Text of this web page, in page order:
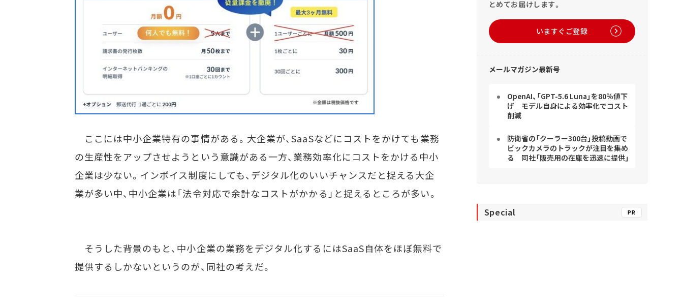
ここには中小企業特有の事情がある。大企業が、SaaSなどにコストをかけても業務
の生産性をアップさせようという意識がある一方、業務効率化にコストをかける中小
企業は少ない。インボイス制度にしても、デジタル化のいいチャンスだと捉える大企
業が多い中、中小企業は「法令対応で余計なコストがかかる」と捉えるところが多い。
そうした背景のもと、中小企業の業務をデジタル化するにはSaaS自体をほぼ無料で
提供するしかないというのが、同社の考えだ。
とめてお届けします。
いますぐご登録
メールマガジン最新号
OpenAI、「GPT-5.6 Luna」を80％値下
げ モデル自身による効率化でコスト
削減
防衛省の「クーラー300台」投稿動画で
ビックカメラのトラックが注目を集め
る 同社「販売用の在庫を迅速に提供」
Special PR